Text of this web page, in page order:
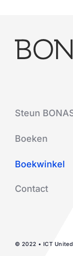
Steun
Boeken
Boekwinkel
Contact
© 2022 • ICT United